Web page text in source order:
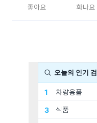
좋아요 화나요